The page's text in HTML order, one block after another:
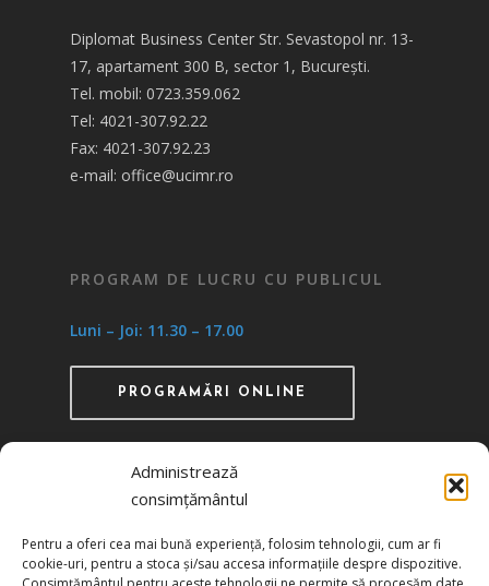
Administrează
consimțământul
Pentru a oferi cea mai bună experiență, folosim tehnologii, cum ar fi
cookie-uri, pentru a stoca și/sau accesa informațiile despre dispozitive.
Diplomat Business Center Str. Sevastopol nr. 13-
17, apartament 300 B, sector 1, București.
Tel. mobil: 0723.359.062
Tel: 4021-307.92.22
Fax: 4021-307.92.23
e-mail: office@ucimr.ro
PROGRAM DE LUCRU CU PUBLICUL
Luni – Joi: 11.30 – 17.00
PROGRAMĂRI ONLINE
prin HG 1242/29.11.2000 publicată în MO nr.
634/06.12.2000